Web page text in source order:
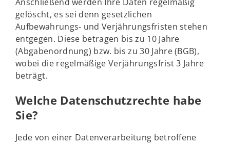
gelöscht, es sei denn gesetzlichen
Aufbewahrungs- und Verjährungsfristen stehen
entgegen. Diese betragen bis zu 10 Jahre
(Abgabenordnung) bzw. bis zu 30 Jahre (BGB),
wobei die regelmäßige Verjährungsfrist 3 Jahre
beträgt.
Welche Datenschutzrechte habe
Sie?
Jede von einer Datenverarbeitung betroffene